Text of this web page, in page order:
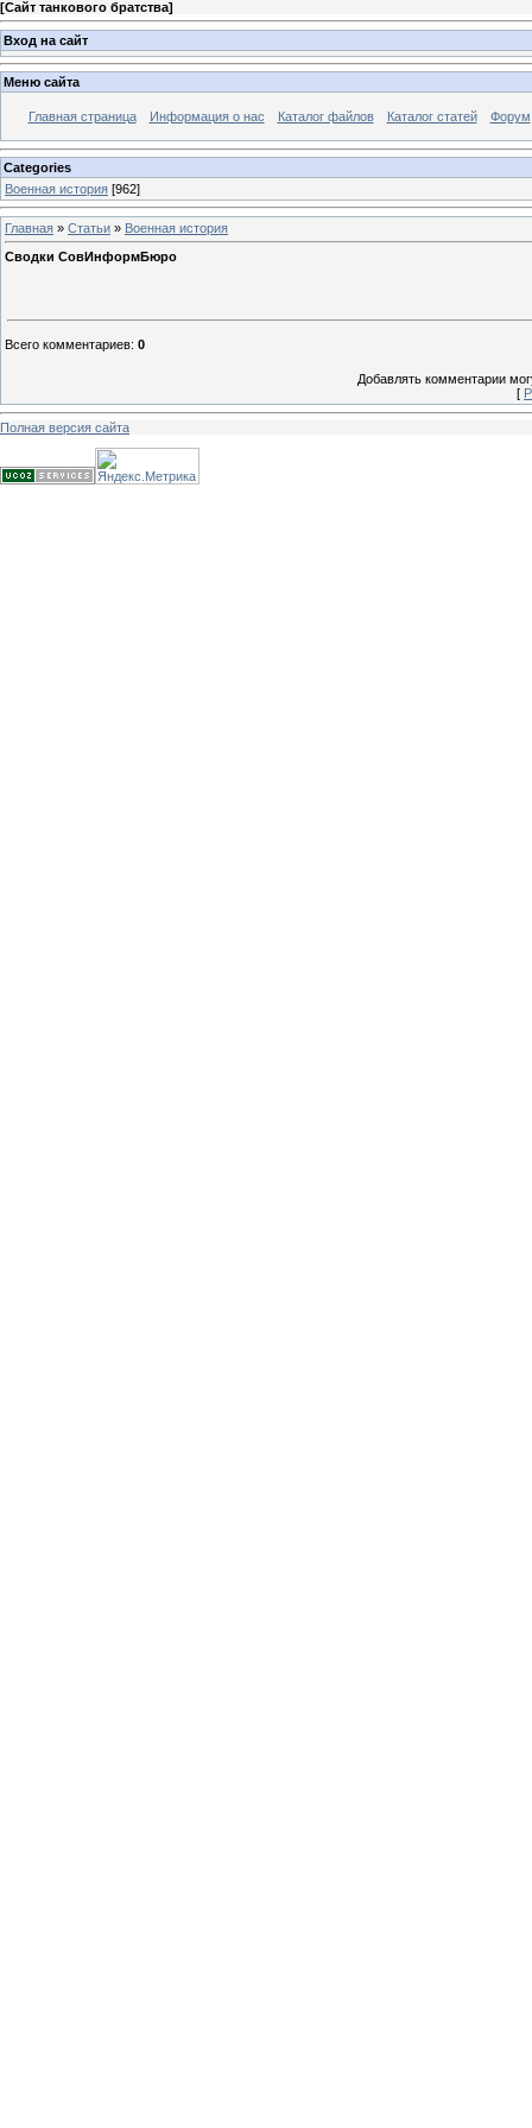
[Сайт танкового братства]
Вход на сайт
Меню сайта
Главная страница Информация о нас Каталог файлов Каталог статей Форум
Categories
Военная история [962]
Главная » Статьи » Военная история
Сводки СовИнформБюро
Всего комментариев: 0
Добавлять комментарии
[
Полная версия сайта